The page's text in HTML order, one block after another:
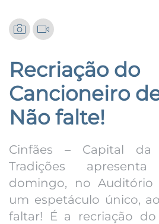
Recriação do
Cancioneiro
Não falte!
Cinfães – Capital
Tradições
domingo, no Auditório
um espetáculo único,
faltar! É a recriação